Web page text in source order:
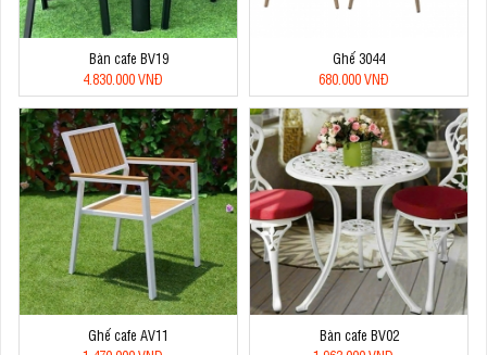
Bàn cafe BV19
4.830.000 VNĐ
Ghế 3044
680.000 VNĐ
Ghế cafe AV11
Bàn cafe BV02